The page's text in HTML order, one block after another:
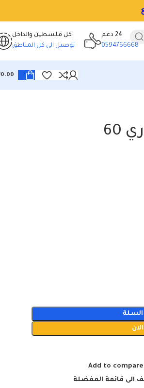
24 دعم
0594766668
كل فلسطين والداخل
توصيل الى كل المناطق
0.00
اندومي بنكهة الكاري 60
السلة
Add to compare
الى قائمة المفضلة